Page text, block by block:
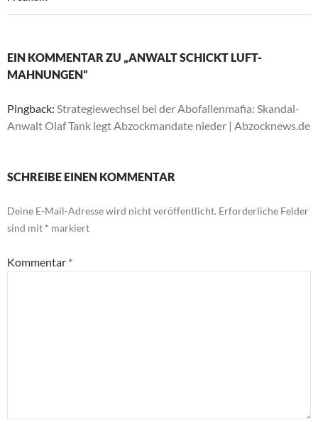
EIN KOMMENTAR ZU „ANWALT SCHICKT LUFT-
MAHNUNGEN“
Pingback: Strategiewechsel bei der Abofallenmafia: Skandal-
Anwalt Olaf Tank legt Abzockmandate nieder | Abzocknews.de
SCHREIBE EINEN KOMMENTAR
Deine E-Mail-Adresse wird nicht veröffentlicht. Erforderliche Felder
sind mit * markiert
Kommentar *